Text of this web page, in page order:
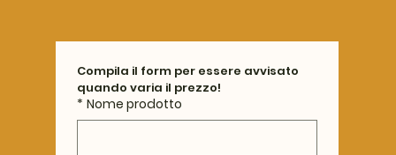
Compila il form per essere avvisato
quando varia il prezzo!
* Nome prodotto